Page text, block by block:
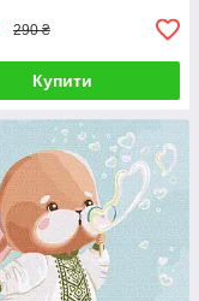
290 ₴
Купити